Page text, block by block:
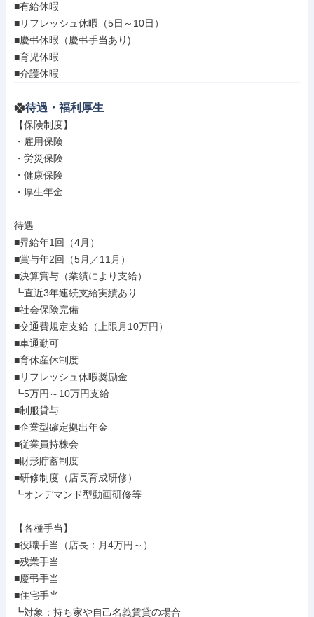
■有給休暇
■リフレッシュ休暇（5日～10日）
■慶弔休暇（慶弔手当あり)
■育児休暇
■介護休暇
待遇・福利厚生
【保険制度】
・雇用保険
・労災保険
・健康保険
・厚生年金
待遇
■昇給年1回（4月）
■賞与年2回（5月／11月）
■決算賞与（業績により支給）
┗直近3年連続支給実績あり
■社会保険完備
■交通費規定支給（上限月10万円）
■車通勤可
■育休産休制度
■リフレッシュ休暇奨励金
┗5万円～10万円支給
■制服貸与
■企業型確定拠出年金
■従業員持株会
■財形貯蓄制度
■研修制度（店長育成研修）
┗オンデマンド型動画研修等
【各種手当】
■役職手当（店長：月4万円～）
■残業手当
■慶弔手当
■住宅手当
┗対象：持ち家や自己名義賃貸の場合